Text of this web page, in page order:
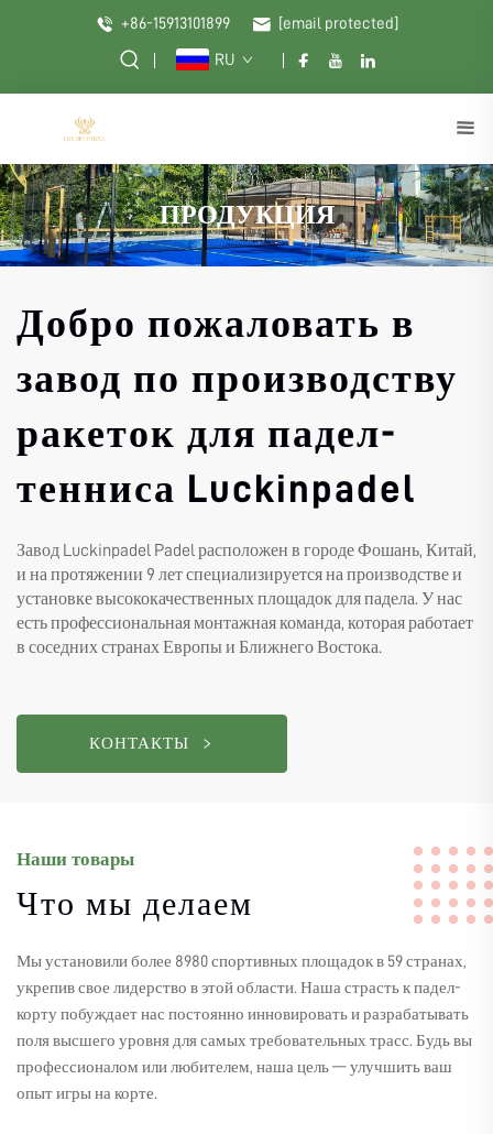
+86-15913101899 [email protected]
RU
ПРОДУКЦИЯ
Добро пожаловать в
завод по производству
ракеток для падел-
тенниса Luckinpadel
Завод Luckinpadel Padel расположен в городе Фошань, Китай,
и на протяжении 9 лет специализируется на производстве и
установке высококачественных площадок для падела. У нас
есть профессиональная монтажная команда, которая работает
в соседних странах Европы и Ближнего Востока.
КОНТАКТЫ
Наши товары
Что мы делаем
Мы установили более 8980 спортивных площадок в 59 странах,
укрепив свое лидерство в этой области. Наша страсть к падел-
корту побуждает нас постоянно инновировать и разрабатывать
поля высшего уровня для самых требовательных трасс. Будь вы
профессионалом или любителем, наша цель — улучшить ваш
опыт игры на корте.